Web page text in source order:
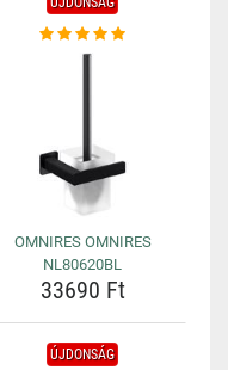
OMNIRES OMNIRES
NL80620BL
33690 Ft
ÚJDONSÁG